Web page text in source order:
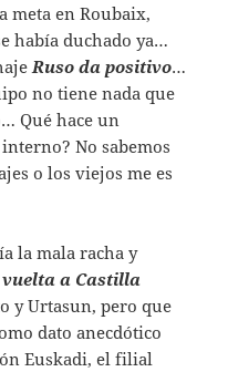
meta en Roubaix,
había duchado ya…
Ruso da positivo…
no tiene nada que
Qué hace un
No sabemos
o los viejos me es
la mala racha y
a Castilla
y Urtasun, pero que
dato anecdótico
Euskadi, el filial